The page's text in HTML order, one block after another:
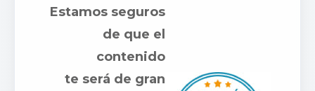
Estamos seguros
de que el
contenido
te será de gran